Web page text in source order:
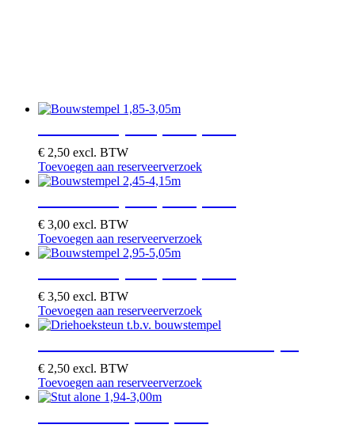
€ 2,50 excl. BTW
Toevoegen aan reserveerverzoek
€ 3,00 excl. BTW
Toevoegen aan reserveerverzoek
€ 3,50 excl. BTW
Toevoegen aan reserveerverzoek
€ 2,50 excl. BTW
Toevoegen aan reserveerverzoek